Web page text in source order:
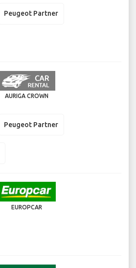
Peugeot Partner
AURIGA CROWN
Peugeot Partner
EUROPCAR